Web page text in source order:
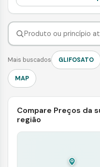
Mais buscados GLIFOSATO
MAP
Compare Preços da
região